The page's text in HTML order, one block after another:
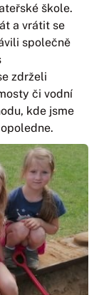
škole.
a vrátit se
společně
zdrželi
či vodní
kde jsme